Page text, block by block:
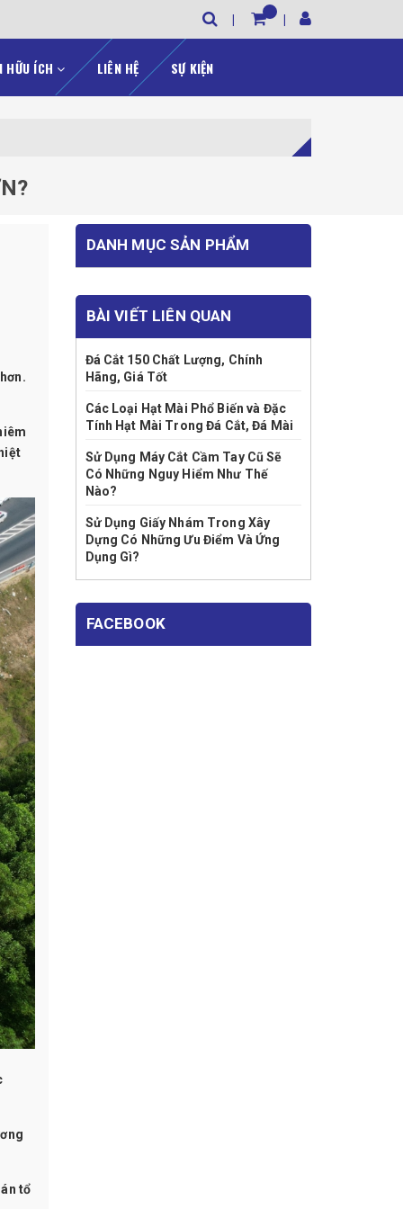
HỮU ÍCH LIÊN HỆ SỰ KIỆN
tổ
DANH MỤC SẢN PHẨM
BÀI VIẾT LIÊN QUAN
Đá Cắt 150 Chất Lượng, Chính
Hãng, Giá Tốt
Các Loại Hạt Mài Phổ Biến và Đặc
Tính Hạt Mài Trong Đá Cắt, Đá Mài
Sử Dụng Máy Cắt Cầm Tay Cũ Sẽ
Có Những Nguy Hiểm Như Thế
Nào?
Sử Dụng Giấy Nhám Trong Xây
Dựng Có Những Ưu Điểm Và Ứng
Dụng Gì?
FACEBOOK